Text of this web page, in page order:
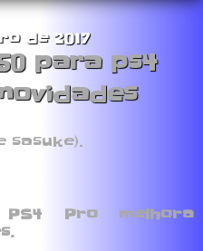
de 2017
para ps4
sasuke).
Pro melhora